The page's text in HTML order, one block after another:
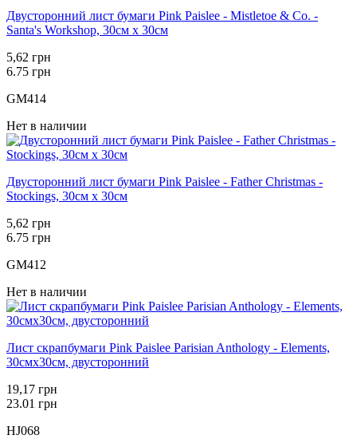
Двусторонний лист бумаги Pink Paislee - Mistletoe & Co. -
Santa's Workshop, 30см х 30см
5,62 грн
6.75 грн
GM414
Нет в наличии
Двусторонний лист бумаги Pink Paislee - Father Christmas -
Stockings, 30см х 30см
5,62 грн
6.75 грн
GM412
Нет в наличии
Лист скрапбумаги Pink Paislee Parisian Anthology - Elements,
30смх30см, двусторонний
19,17 грн
23.01 грн
HJ068